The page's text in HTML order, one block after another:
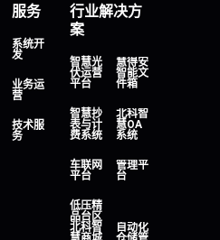
服务
系统开
发
业务运
营
技术服
务
行业解决方
案
智慧光
伏运营
平台
慧得安
智能文
件箱
智慧抄
表与计
费系统
北科智
慧OA
系统
车联网
平台
低压精
品台区
管理平
台
北科智
自动化